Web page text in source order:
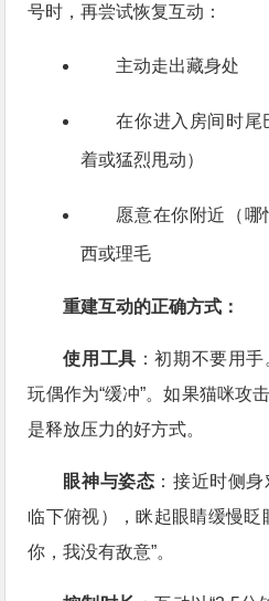
号时，再尝试恢复互动：
主动走出藏身处
在你进入房间时尾
着或猛烈甩动）
愿意在你附近（哪
西或理毛
重建互动的正确方式：
使用工具 ：初期不要用
玩偶作为“缓冲”。如果猫咪攻
是释放压力的好方式。
眼神与姿态 ：接近时侧
临下俯视），眯起眼睛缓慢眨
你，我没有敌意”。